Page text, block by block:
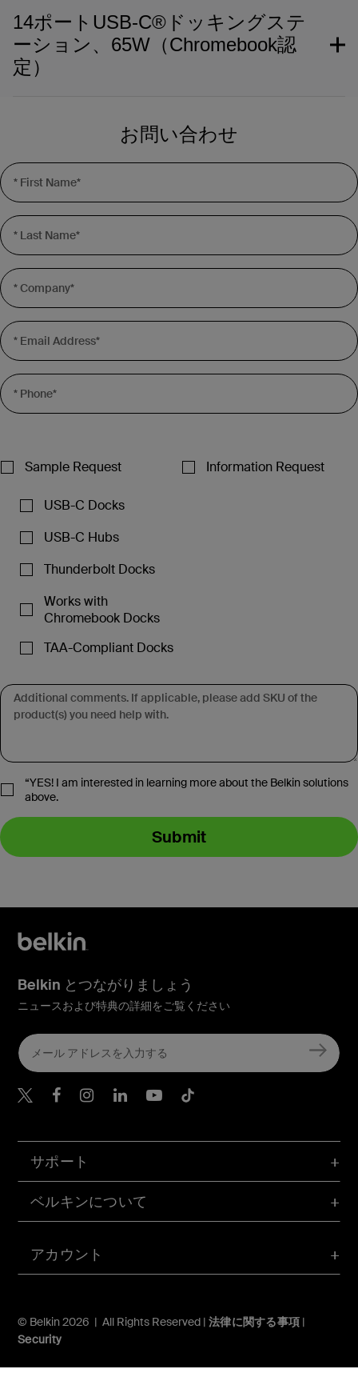
るクリエイティブチームは、単一ディスプレイ用
の鮮やかな8x解像度、堅牢なデータ容量、USB
3.0の8倍のデータ転送速度を備えた堅牢なビデオ
機能に惹かれるでしょう。
• SDカードリーダー、オーディオ入出力、PD 3.0
を備えたUSB-C 3.1 Gen 2ポート、Thunderbolt 4
ポート×2、HDMI 2.0ポート×2、ギガビットイー
サネット、USB-A 3.1ポート×2、USB-A 2.0ポー
• ノートパソコン、タブレット、スマートフォ
ン、ハードドライブなどに最大90Wの電力を供給
• シングルディスプレイの場合は最大8K @
30Hz、デュアルディスプレイの場合は最大4K @
• トリプルディスプレイに対応しており、互換性
のあるノートパソコンで利用できます。ビデオ解
像度はご使用になるノートパソコンの機能によっ
• USB4®準拠
り
• 幅: 200mm / 7.9 インチ x 奥行き: 73.20mm /
途で使用できます。
Pro Thunderbolt™ 4ドッ
ク
を接続できます。追加のUSB-C PDポートは、最
新のノートパソコンにはなくなったポートとして
使用できます。
さらに、このハブは4K解像度と最大5 Gbpsの帯
ススルー充電に対応しているため、ポート拡張か
充電かといった選択をする必要はありません。
• USB-C対応ノートパソコンを複数のデバイスに
接続
• USB-Cポートを、HDMIポート、USB-A 3.0 BC
1.2ポート×2、ギガビットイーサネットポート、
SDカードリーダー、USB-C PDポートに拡張
• USB-A 3.0 BC 1.2ポートを使用して、ハードド
ライブ、電話、タブレットなどの高電力消費デバ
イスに電力供給および充電
• 最大100Wのパススルー充電をサポート
• コンパクトなデザインにより、容易に移動で
き、デスクトップがすっきりします
USB-C® 6-in-1マルチポー
トアダプターを接続
し、USB-C対応のノートパソコンを究極のワーク
ステーションに変えましょう。強力で多用途なこ
の製品は、従業員が外出する際の持ち運びを考慮
して設計されています。
100Wのパススルー充電のどちらかといった選択
をする必要はありません。本製品は、接続デバイ
ポートを介して最大4Kの高解像度ディスプレイ
に対応します。さらに、ギガビットイーサネット
ポートを使用すると、安全かつ確実なインターネ
ット接続を常に利用できます。
• 複数のデバイスに同時接続
• USB-Cポートを、HDMIポート、DisplayPort、
VGAポート、USB-Aポート×3、ギガビットイー
サネットポート、SDおよびMicroSDカードリー
ダー、3.5mmオーディオポート、USB-C PDポー
トに拡張
• 最大100Wのパススルー充電をサポート
• 背面にポートを配置したコンパクトなデザイン
• 5 Gbpsの帯域幅で、ノートパソコンと周辺機器
チディスプレイで最大4Kの解像度に対応
ートドックを接続
もっと詳しく知る
14ポートUSB-C®ドッキングステ
ーション、65W（Chromebook認
定）
つのUSB-Cポートを介して4Kディスプレイ、高
デバイスに接続できます。
り、エンタープライズレベル、教育および医療ビ
ジネスチームにとって必須の製品となります。
TAAに準拠しており、Chrome OS経由でファーム
ウェアアップデートをインストールできるため、
• ノートパソコンを複数のモニターに接続 — 最大
4Kの解像度をサポートします。Chromebookは最
大2台の拡張モニターをサポートします。
• Works With Chromebook認定を取得しており、
• 65WパススルーUSB-C電源供給
ップストリーム×1、ダウンストリーム×1）、ギガ
ック
• MST機能を備えた選択Windowsホストデバイス
に最大3台のディスプレイを接続
ングステーション、
65W（Chromebook認
お問い合わせ
Sample Request Information Request
USB-C Docks
USB-C Hubs
Thunderbolt Docks
Works with
Chromebook Docks
TAA-Compliant Docks
“YES! I am interested in learning more about the Belkin solutions
above.
Submit
アカウント
サポート
ベルキンについて
© Belkin 2026 | All Rights Reserved | 法律に関する事項 |
Security
Belkin とつながりましょう
ニュースおよび特典の詳細をご覧ください
Belkin Twitter
Belkin Facebook
Belkin Instagram
Belkin LinkedIn
Belkin Youtube
Belkin TikTok